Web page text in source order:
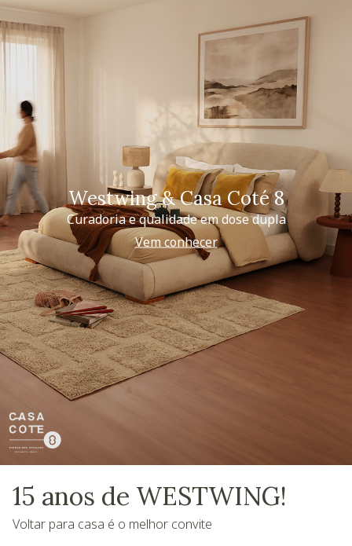
Westwing & Casa Coté 8
Curadoria e qualidade em dose dupla
Vem conhecer
15 anos de WESTWING!
Voltar para casa é o melhor convite